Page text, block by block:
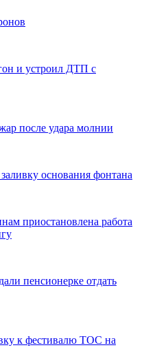
и устроил ДТП с
после удара молнии
основания фонтана
приостановлена работа
пенсионерке отдать
к фестивалю ТОС на